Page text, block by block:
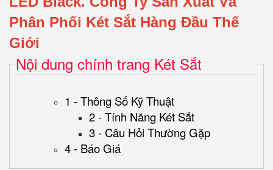
Phân Phối Két Sắt Hàng Đầu Thế
Giới
Nội dung chính trang Két Sắt
1 - Thông Số Kỹ Thuật
2 - Tính Năng Két Sắt
3 - Câu Hỏi Thường Gặp
4 - Báo Giá